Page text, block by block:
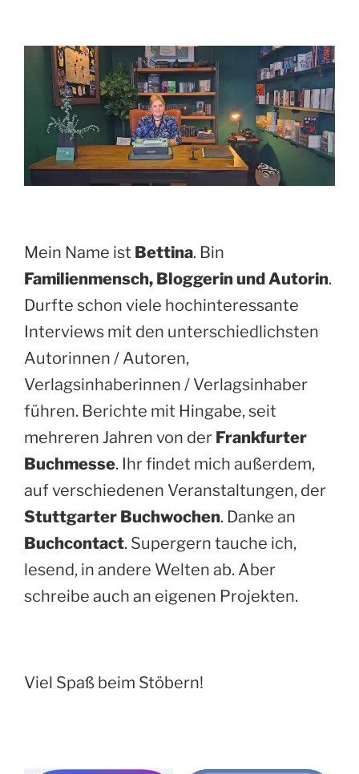
Mein Name ist Bettina. Bin
Familienmensch, Bloggerin und Autorin.
Durfte schon viele hochinteressante
Interviews mit den unterschiedlichsten
Autorinnen / Autoren,
Verlagsinhaberinnen / Verlagsinhaber
führen. Berichte mit Hingabe, seit
mehreren Jahren von der Frankfurter
Buchmesse. Ihr findet mich außerdem,
auf verschiedenen Veranstaltungen, der
Stuttgarter Buchwochen. Danke an
Buchcontact. Supergern tauche ich,
lesend, in andere Welten ab. Aber
schreibe auch an eigenen Projekten.
Viel Spaß beim Stöbern!